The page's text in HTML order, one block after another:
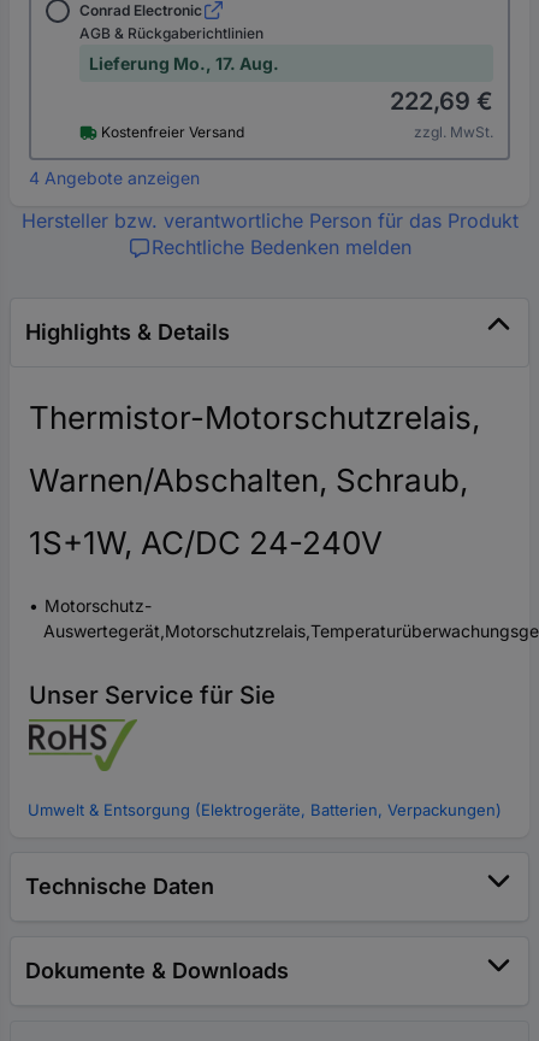
Conrad Electronic
AGB & Rückgaberichtlinien
Lieferung Mo., 17. Aug.
Kostenfreier Versand
222,69 €
zzgl. MwSt.
4 Angebote anzeigen
Hersteller bzw. verantwortliche Person für das Produkt
Rechtliche Bedenken melden
Highlights & Details
Thermistor-Motorschutzrelais,
Warnen/Abschalten, Schraub,
1S+1W, AC/DC 24-240V
Motorschutz-
Unser Service für Sie
Umwelt & Entsorgung (Elektrogeräte, Batterien, Verpackungen)
Technische Daten
Dokumente & Downloads